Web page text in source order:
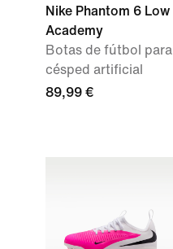
Nike Phantom 6 Low
Academy
Botas de fútbol para
césped artificial
89,99 €